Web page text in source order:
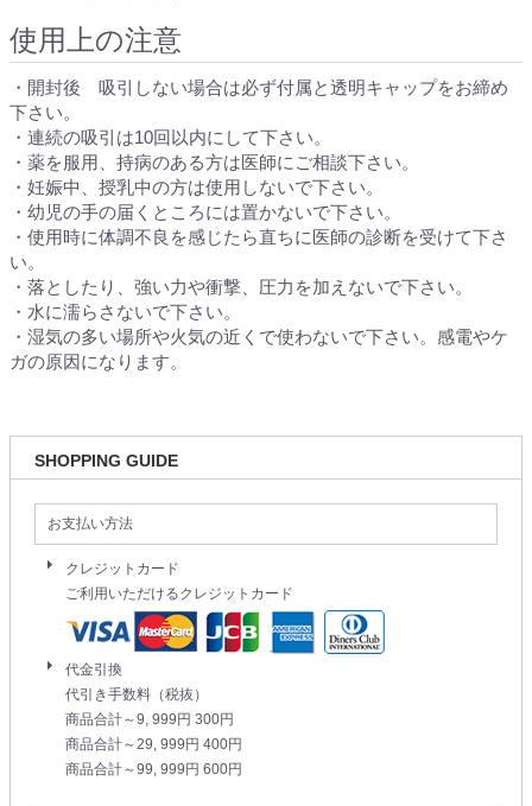
使用上の注意
・開封後 吸引しない場合は必ず付属と透明キャップをお締め
下さい。
・連続の吸引は10回以内にして下さい。
・薬を服用、持病のある方は医師にご相談下さい。
・妊娠中、授乳中の方は使用しないで下さい。
・幼児の手の届くところには置かないで下さい。
・使用時に体調不良を感じたら直ちに医師の診断を受けて下さ
い。
・落としたり、強い力や衝撃、圧力を加えないで下さい。
・水に濡らさないで下さい。
・湿気の多い場所や火気の近くで使わないで下さい。感電やケ
ガの原因になります。
SHOPPING GUIDE
お支払い方法
クレジットカード
ご利用いただけるクレジットカード
代金引換
代引き手数料（税抜）
商品合計～9, 999円 300円
商品合計～29, 999円 400円
商品合計～99, 999円 600円